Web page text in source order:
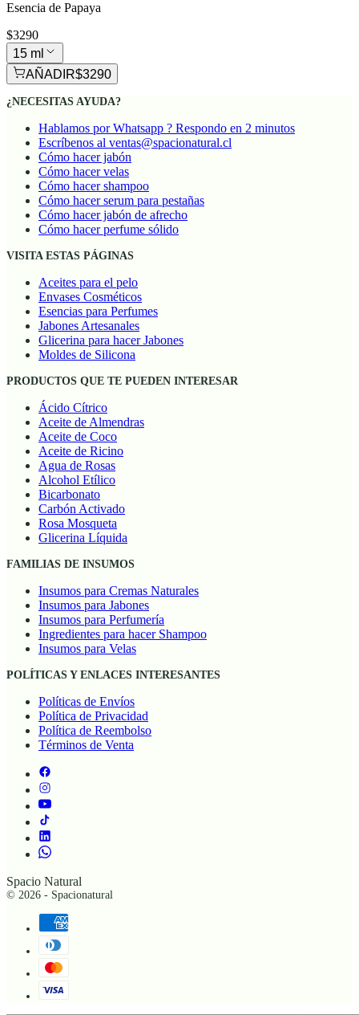
Esencia de Papaya
$3290
15 ml
AÑADIR$3290
¿NECESITAS AYUDA?
Hablamos por Whatsapp ? Respondo en 2 minutos
Escríbenos al ventas@spacionatural.cl
Cómo hacer jabón
Cómo hacer velas
Cómo hacer shampoo
Cómo hacer serum para pestañas
Cómo hacer jabón de afrecho
Cómo hacer perfume sólido
VISITA ESTAS PÁGINAS
Aceites para el pelo
Envases Cosméticos
Esencias para Perfumes
Jabones Artesanales
Glicerina para hacer Jabones
Moldes de Silicona
PRODUCTOS QUE TE PUEDEN INTERESAR
Ácido Cítrico
Aceite de Almendras
Aceite de Coco
Aceite de Ricino
Agua de Rosas
Alcohol Etílico
Bicarbonato
Carbón Activado
Rosa Mosqueta
Glicerina Líquida
FAMILIAS DE INSUMOS
Insumos para Cremas Naturales
Insumos para Jabones
Insumos para Perfumería
Ingredientes para hacer Shampoo
Insumos para Velas
POLÍTICAS Y ENLACES INTERESANTES
Políticas de Envíos
Política de Privacidad
Política de Reembolso
Términos de Venta
Spacio Natural
© 2026 - Spacionatural